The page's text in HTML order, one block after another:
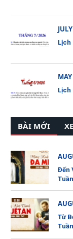
Lịch
Lịch
BÀI MỚI
Đến
Từ